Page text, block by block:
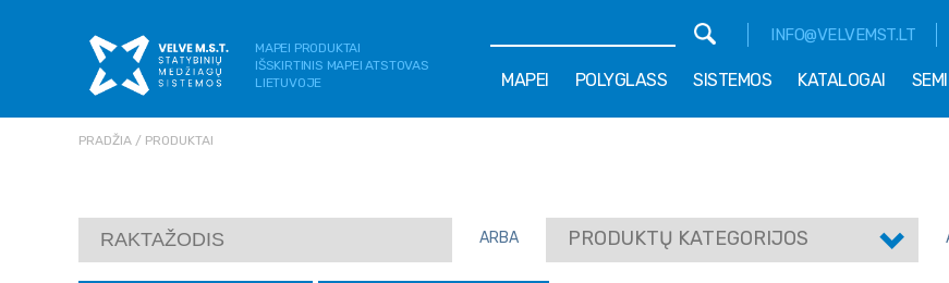
MAPEI PRODUKTAI
IŠSKIRTINIS MAPEI ATSTOVAS
LIETUVOJE
INFO@VELVEMST.LT
MAPEI POLYGLASS SISTEMOS KATALOGAI
PRADŽIA PRODUKTAI
ARBA PRODUKTŲ KATEGORIJOS